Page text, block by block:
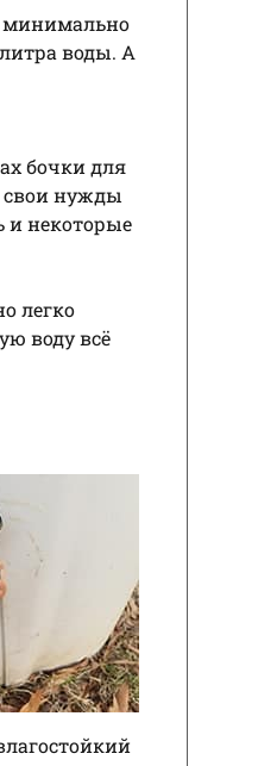
минимально
воды. А
бочки для
свои нужды
и некоторые
легко
воду всё